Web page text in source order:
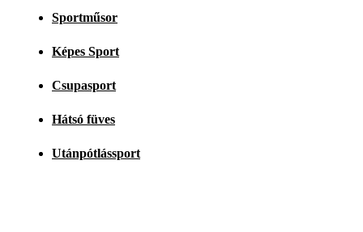
Sportműsor
Képes Sport
Csupasport
Hátsó füves
Utánpótlássport